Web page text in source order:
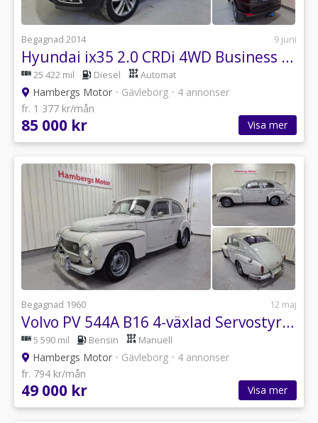
Begagnad 2014 9 juni
Hyundai ix35 2.0 CRDi 4WD Business Premium Aut Drag Värmare 184hk
25 422 mil Diesel Automat
Hambergs Motor • Gävleborg • 4 annonser
fr. 1 377 kr/mån
85 000 kr Visa mer
Begagnad 1960 12 maj
Volvo PV 544A B16 4-växlad Servostyrning 60hk
5 590 mil Bensin Manuell
Hambergs Motor • Gävleborg • 4 annonser
fr. 794 kr/mån
49 000 kr Visa mer